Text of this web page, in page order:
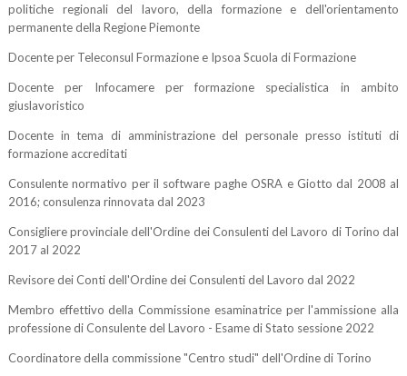
politiche regionali del lavoro, della formazione e dell'orientamento
permanente della Regione Piemonte
Docente per Teleconsul Formazione e Ipsoa Scuola di Formazione
Docente per Infocamere per formazione specialistica in ambito
giuslavoristico
Docente in tema di amministrazione del personale presso istituti di
formazione accreditati
Consulente normativo per il software paghe OSRA e Giotto dal 2008 al
2016; consulenza rinnovata dal 2023
Consigliere provinciale dell'Ordine dei Consulenti del Lavoro di Torino dal
2017 al 2022
Revisore dei Conti dell'Ordine dei Consulenti del Lavoro dal 2022
Membro effettivo della Commissione esaminatrice per l'ammissione alla
professione di Consulente del Lavoro - Esame di Stato sessione 2022
Coordinatore della commissione "Centro studi" dell'Ordine di Torino